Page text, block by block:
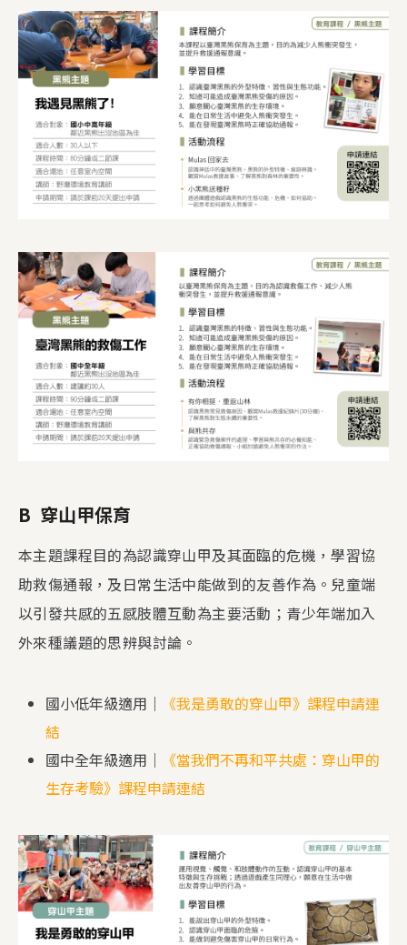
B 穿山甲保育
本主題課程目的為認識穿山甲及其面臨的危機，學習協
助救傷通報，及日常生活中能做到的友善作為。兒童端
以引發共感的五感肢體互動為主要活動；青少年端加入
外來種議題的思辨與討論。
國小低年級適用｜
《我是勇敢的穿山甲》課程申請連
結
國中全年級適用｜
《當我們不再和平共處：穿山甲的
生存考驗》課程申請連結